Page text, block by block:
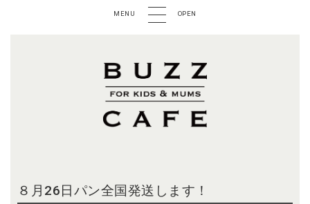
MENU OPEN
８月26日パン全国発送します！